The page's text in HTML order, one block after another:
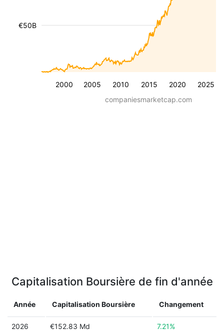
2000 2005 2010 2015 2020 2025
€50B
companiesmarketcap.com
Capitalisation Boursière de fin d'année
Année Capitalisation Boursière Changement
2026 €152.83 Md 7.21%